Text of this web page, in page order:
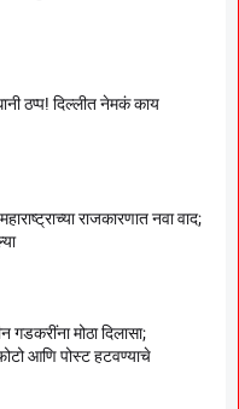
ठप्प! दिल्लीत नेमकं काय
राजकारणात नवा वाद;
मोठा दिलासा;
आणि पोस्ट हटवण्याचे